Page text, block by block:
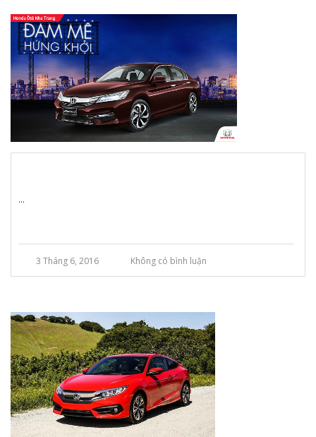
...
3 Tháng 6, 2016 Không có bình luận